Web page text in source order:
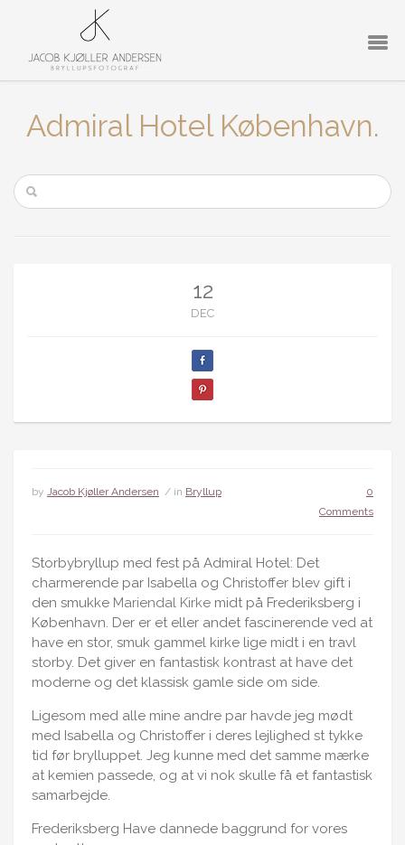
Admiral Hotel København.
12
DEC
by Jacob Kjøller Andersen / in Bryllup
0
Comments
Storbybryllup med fest på Admiral Hotel: Det
charmerende par Isabella og Christoffer blev gift i
den smukke Mariendal Kirke midt på Frederiksberg i
København. Der er et eller andet fascinerende ved at
have en stor, smuk gammel kirke lige midt i en travl
storby. Det giver en fantastisk kontrast at have det
moderne og det klassisk gamle side om side.
Ligesom med alle mine andre par havde jeg mødt
med Isabella og Christoffer i deres lejlighed st tykke
tid før brylluppet. Jeg kunne med det samme mærke
at kemien passede, og at vi nok skulle få et fantastisk
samarbejde.
Frederiksberg Have dannede baggrund for vores